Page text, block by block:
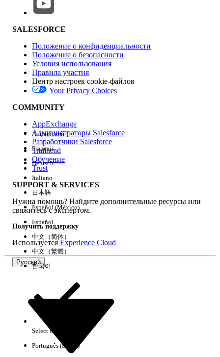
Влияние на функции
Версия
Возможности
Очистить все Готово
Результаты отсутствуют
SALESFORCE
Положение о конфиденциальности
Положение о безопасности
Условия использования
Правила участия
Центр настроек cookie-файлов
Your Privacy Choices
COMMUNITY
AppExchange
Администраторы Salesforce
Разработчики Salesforce
Trailhead
Обучение
Trust
SUPPORT & SERVICES
Нужна помощь? Найдите дополнительные ресурсы или
свяжитесь с экспертом.
Получить поддержку
ИспользуетсяExperience Cloud
Русский
Английский
Français
Deutsch
Italiano
日本語
Español (México)
Español
中文（简体）
中文（繁體）
한국어
Select Org
Português (Brasil)